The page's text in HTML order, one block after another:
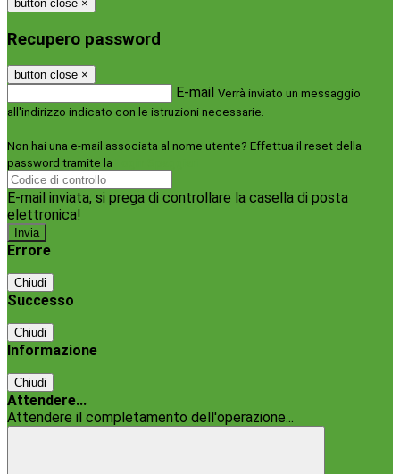
button close ×
Recupero password
button close ×
E-mail Verrà inviato un messaggio
all'indirizzo indicato con le istruzioni necessarie.
Non hai una e-mail associata al nome utente? Effettua il reset della
password tramite la
E-mail inviata, si prega di controllare la casella di posta
elettronica!
Errore
Chiudi
Successo
Chiudi
Informazione
Chiudi
Attendere...
Attendere il completamento dell'operazione...